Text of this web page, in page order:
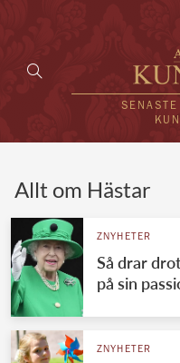
Allt om Hästar
ZNYHETER
Så drar
på sin
ZNYHETER